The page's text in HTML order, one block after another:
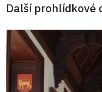
Průkaz ICOMOS *
Celoroční volné
Jednorázové vstupenky
Průkaz zaměstnance
příslušníci)
Další prohlídkové